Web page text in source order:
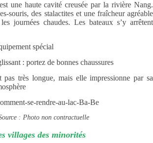
une haute cavité creusée par la rivière Nang.
souris, des stalactites et une fraîcheur agréable
journées chaudes. Les bateaux s’y arrêtent
spécial
: portez de bonnes chaussures
pas très longue, mais elle impressionne par sa
: Photo non contractuelle
villages des minorités